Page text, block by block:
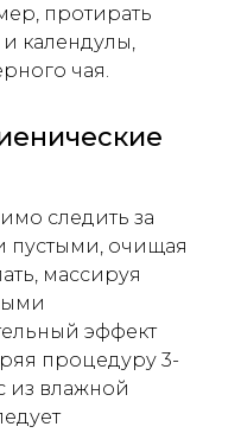
протирать
календулы,
чая.
следить за
пустыми, очищая
массируя
эффект
процедуру 3-
из влажной